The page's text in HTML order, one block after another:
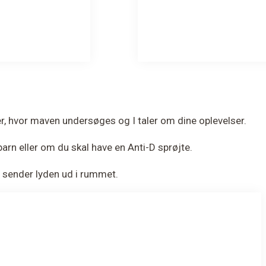
maven undersøges og I taler om dine oplevelser.
eller om du skal have en Anti-D sprøjte.
lyden ud i rummet.